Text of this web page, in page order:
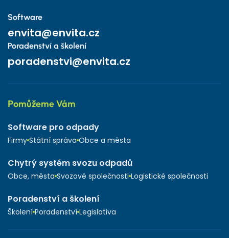
Software
envita@envita.cz
Poradenství a školení
poradenstvi@envita.cz
Pomůžeme Vám
Software pro odpady
Firmy Státní správa Obce a města
Chytrý systém svozu odpadů
Obce, města Svozové společnosti Logistické společnosti
Poradenství a školení
Školení Poradenství Legislativa